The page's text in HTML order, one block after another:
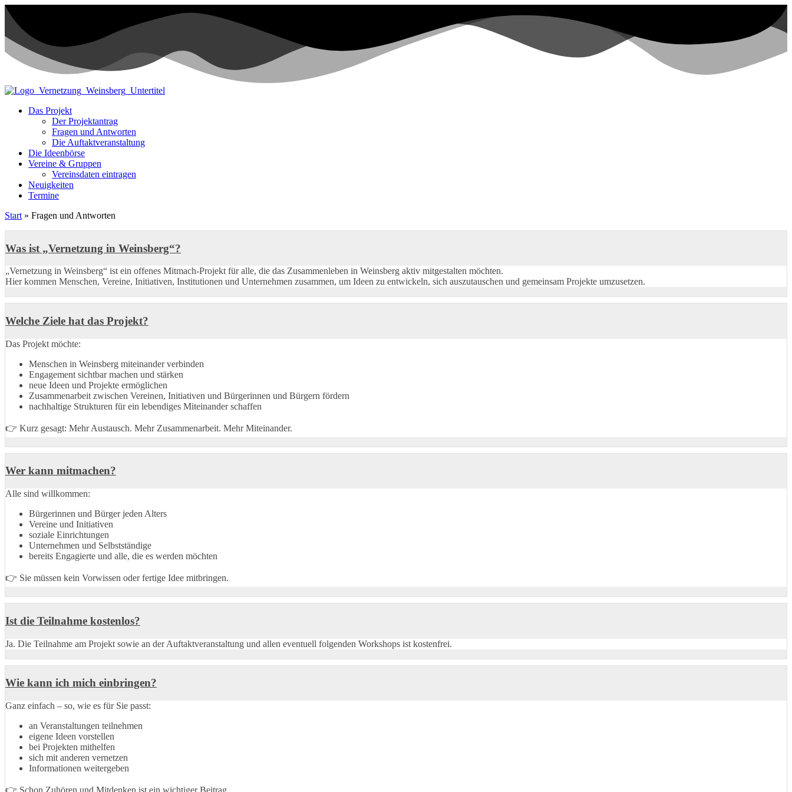
Das Projekt
Der Projektantrag
Fragen und Antworten
Die Auftaktveranstaltung
Die Ideenbörse
Vereine & Gruppen
Vereinsdaten eintragen
Neuigkeiten
Termine
Start » Fragen und Antworten
Was ist „Vernetzung in Weinsberg“?
„Vernetzung in Weinsberg“ ist ein offenes Mitmach-Projekt für alle, die das Zusammenleben in Weinsberg aktiv mitgestalten möchten.
Hier kommen Menschen, Vereine, Initiativen, Institutionen und Unternehmen zusammen, um Ideen zu entwickeln, sich auszutauschen und gemeinsam Projekte umzusetzen.
Welche Ziele hat das Projekt?
Das Projekt möchte:
Menschen in Weinsberg miteinander verbinden
Engagement sichtbar machen und stärken
neue Ideen und Projekte ermöglichen
Zusammenarbeit zwischen Vereinen, Initiativen und Bürgerinnen und Bürgern fördern
nachhaltige Strukturen für ein lebendiges Miteinander schaffen
👉 Kurz gesagt: Mehr Austausch. Mehr Zusammenarbeit. Mehr Miteinander.
Wer kann mitmachen?
Alle sind willkommen:
Bürgerinnen und Bürger jeden Alters
Vereine und Initiativen
soziale Einrichtungen
Unternehmen und Selbstständige
bereits Engagierte und alle, die es werden möchten
👉 Sie müssen kein Vorwissen oder fertige Idee mitbringen.
Ist die Teilnahme kostenlos?
Ja. Die Teilnahme am Projekt sowie an der Auftaktveranstaltung und allen eventuell folgenden Workshops ist kostenfrei.
Wie kann ich mich einbringen?
Ganz einfach – so, wie es für Sie passt:
an Veranstaltungen teilnehmen
eigene Ideen vorstellen
bei Projekten mithelfen
sich mit anderen vernetzen
Informationen weitergeben
👉 Schon Zuhören und Mitdenken ist ein wichtiger Beitrag.